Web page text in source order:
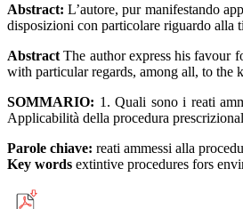
Abstract: L’autore, pur manifestando
disposizioni con particolare riguardo alla
Abstract The author express his favour
with particular regards, among all, to the
SOMMARIO: 1. Quali sono i reati
Applicabilità della procedura
Parole chiave: reati ammessi alla
Key words extintive procedures fors